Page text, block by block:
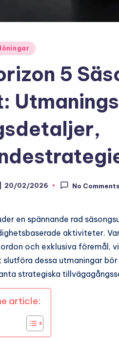
5
20/02/2026 No Comments
en spännande rad
aktiviteter.
och exklusiva föremål,
dessa utmaningar
strategiska
article: